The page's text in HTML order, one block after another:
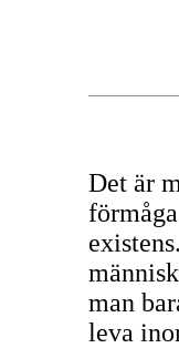
Det är
man
leva